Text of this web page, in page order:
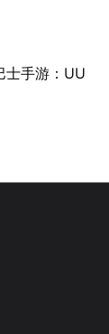
士手游：UU